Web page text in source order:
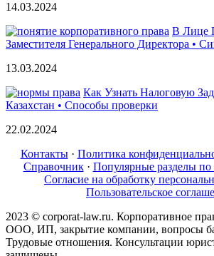
14.03.2024
В Лице
Заместителя Генерального Директора •
13.03.2024
Как Узнать Налоговую
Казахстан • Способы проверки
22.02.2024
Контакты· Политика
Справочник· Популярные разделы по
Согласие на обработку
Пользовательское
2023 © corporat-law.ru. Корпоративное
ООО, ИП, закрытие компании, вопросы
Трудовые отношения. Консультации